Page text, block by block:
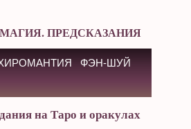
ПРЕДСКАЗАНИЯ
ФЭН-ШУЙ
на Таро и оракулах